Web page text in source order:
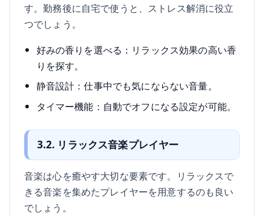
す。勤務後に自宅で使うと、ストレス解消に役立
つでしょう。
好みの香りを選べる：リラックス効果の高い香
りを探す。
静音設計：仕事中でも気にならない音量。
タイマー機能：自動でオフになる設定が可能。
3.2. リラックス音楽プレイヤー
音楽は心を癒やす大切な要素です。リラックスで
きる音楽を集めたプレイヤーを用意するのも良い
でしょう。